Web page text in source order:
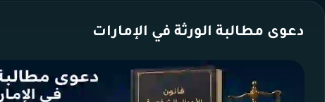
دعوى مطالبة الورثة في الإمارات